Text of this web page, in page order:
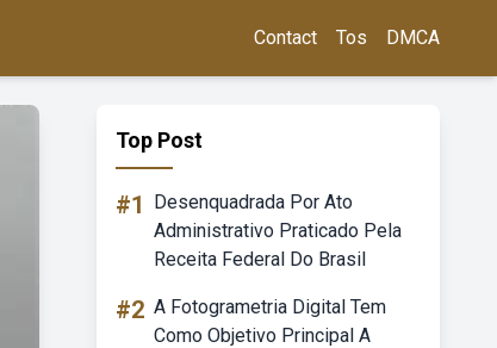
Contact Tos DMCA
Top Post
#1
Desenquadrada Por Ato
Administrativo Praticado Pela
Receita Federal Do Brasil
#2 A Fotogrametria Digital Tem
Como Objetivo Principal A